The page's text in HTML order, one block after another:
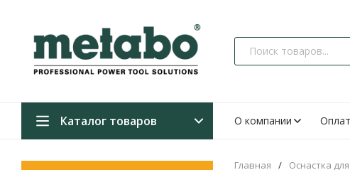
Каталог товаров О компании
Главная / Оснастка